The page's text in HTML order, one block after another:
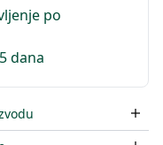
po
dana